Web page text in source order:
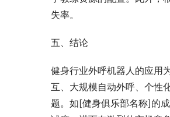
失率。
五、结论
健身行业外呼机器人的应用
互、大规模自动外呼、个性
题。如[健身俱乐部名称]的